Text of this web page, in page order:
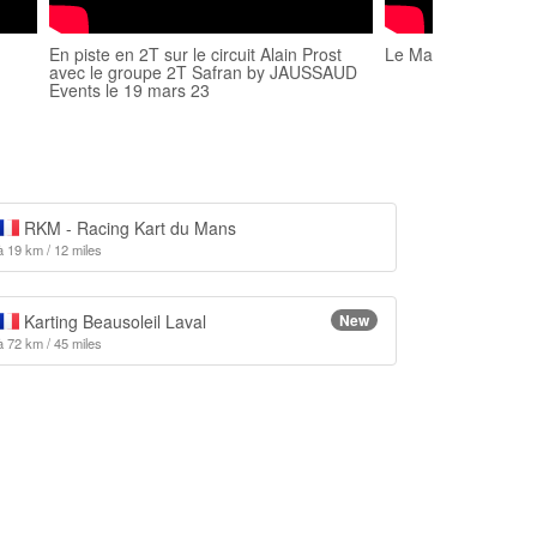
En piste en 2T sur le circuit Alain Prost
avec le groupe 2T Safran by JAUSSAUD
Events le 19 mars 23
Le Mans, Circuit
RKM - Racing Kart du Mans
19 km / 12 miles
Karting Beausoleil Laval New
72 km / 45 miles